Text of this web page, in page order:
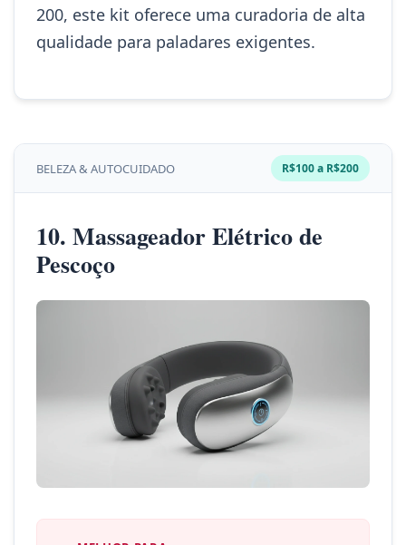
200, este kit oferece uma curadoria de alta
qualidade para paladares exigentes.
BELEZA & AUTOCUIDADO R$100 a R$200
10. Massageador Elétrico de
Pescoço